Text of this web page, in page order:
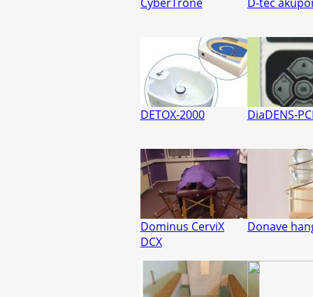
DETOX-2000 DiaDENS-
Dominus CerviX
DCX
Donave